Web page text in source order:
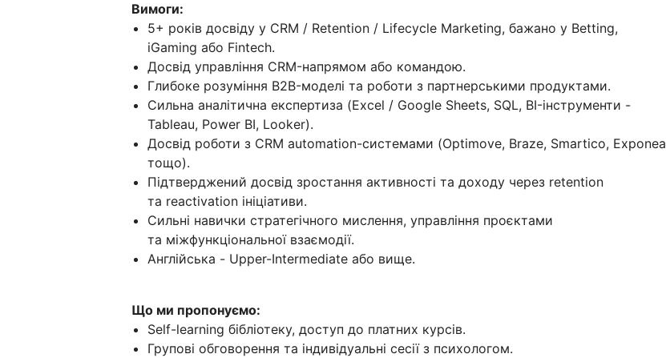
Вимоги:
5+ років досвіду у CRM / Retention / Lifecycle Marketing, бажано у Betting,
іGaming або Fintech.
Досвід управління CRM-напрямом або командою.
Глибоке розуміння B2B-моделі та роботи з партнерськими продуктами.
Сильна аналітична експертиза (Excel / Google Sheets, SQL, BI-інструменти -
Tableau, Power BI, Looker).
Досвід роботи з CRM automation-системами (Optimove, Braze, Smartico, Exponea
тощо).
Підтверджений досвід зростання активності та доходу через retention
та reactivation ініціативи.
Сильні навички стратегічного мислення, управління проєктами
та міжфункціональної взаємодії.
Англійська - Upper-Intermediate або вище.
Що ми пропонуємо:
Self-learning бібліотеку, доступ до платних курсів.
Групові обговорення та індивідуальні сесії з психологом.